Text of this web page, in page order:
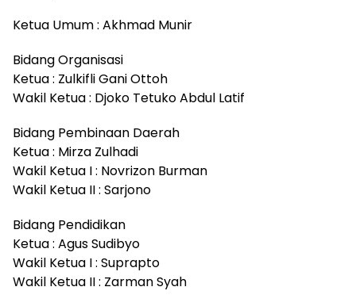
Ketua Umum : Akhmad Munir
Bidang Organisasi
Ketua : Zulkifli Gani Ottoh
Wakil Ketua : Djoko Tetuko Abdul Latif
Bidang Pembinaan Daerah
Ketua : Mirza Zulhadi
Wakil Ketua I : Novrizon Burman
Wakil Ketua II : Sarjono
Bidang Pendidikan
Ketua : Agus Sudibyo
Wakil Ketua I : Suprapto
Wakil Ketua II : Zarman Syah